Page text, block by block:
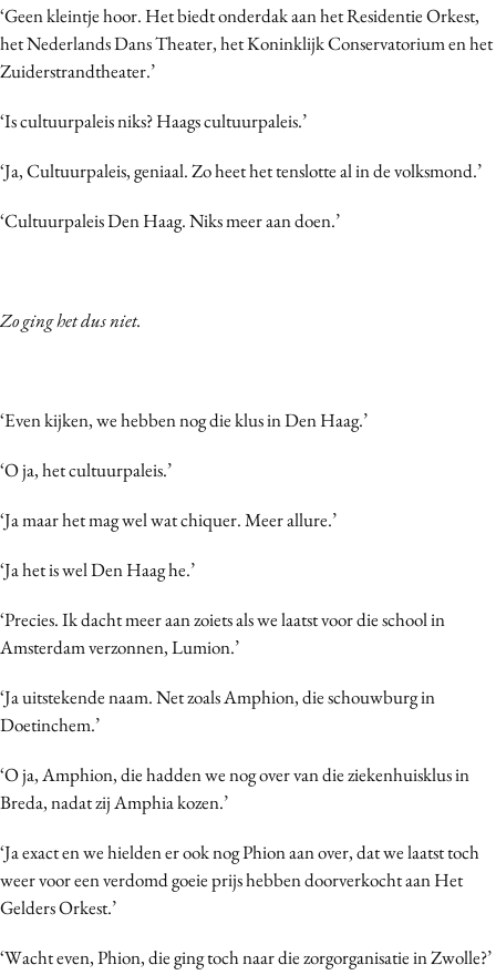
Data & Insights
Design
Digital transformation
Diversiteit
Gedragsverandering
Influencer marketing
Media
Programmatic
Reputatie & crisis
‘Geen kleintje hoor. Het biedt onderdak aan het Residentie Orkest,
het Nederlands Dans Theater, het Koninklijk Conservatorium en het
Zuiderstrandtheater.’
‘Is cultuurpaleis niks? Haags cultuurpaleis.’
‘Ja, Cultuurpaleis, geniaal. Zo heet het tenslotte al in de volksmond.’
‘Cultuurpaleis Den Haag. Niks meer aan doen.’
Zo ging het dus niet.
‘Even kijken, we hebben nog die klus in Den Haag.’
‘O ja, het cultuurpaleis.’
‘Ja maar het mag wel wat chiquer. Meer allure.’
‘Ja het is wel Den Haag he.’
‘Precies. Ik dacht meer aan zoiets als we laatst voor die school in
Amsterdam verzonnen, Lumion.’
‘Ja uitstekende naam. Net zoals Amphion, die schouwburg in
Doetinchem.’
‘O ja, Amphion, die hadden we nog over van die ziekenhuisklus in
Breda, nadat zij Amphia kozen.’
‘Ja exact en we hielden er ook nog Phion aan over, dat we laatst toch
weer voor een verdomd goeie prijs hebben doorverkocht aan Het
Gelders Orkest.’
‘Wacht even, Phion, die ging toch naar die zorgorganisatie in Zwolle?’